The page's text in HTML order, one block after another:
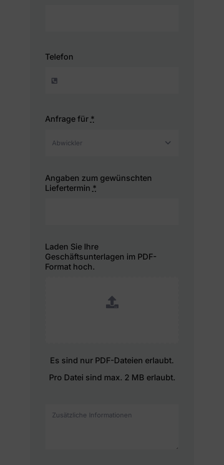
Telefon
Anfrage für *
Angaben zum gewünschten
Liefertermin *
Laden Sie Ihre
Geschäftsunterlagen im PDF-
Format hoch.
Es sind nur PDF-Dateien erlaubt.
Pro Datei sind max. 2 MB erlaubt.